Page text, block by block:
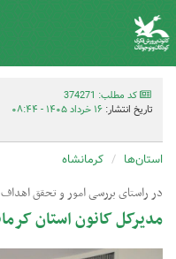
کد مطلب: 374271
تاریخ انتشار: ۱۶ خرداد ۱۴۰۵ - ۰۸:۴۴
استان‌ها کرمانشاه
در راستای بررسی امور و تحقق اهداف
مدیرکل کانون استان